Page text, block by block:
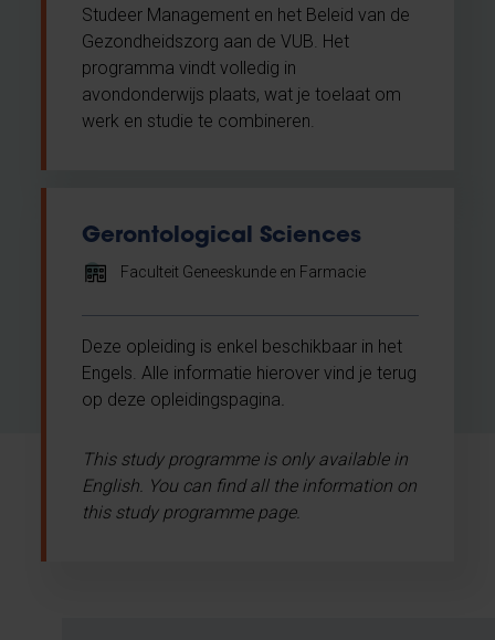
Studeer Management en het Beleid van de
Gezondheidszorg aan de VUB. Het
programma vindt volledig in
avondonderwijs plaats, wat je toelaat om
werk en studie te combineren.
Gerontological Sciences
Faculteit Geneeskunde en Farmacie
Deze opleiding is enkel beschikbaar in het
Engels. Alle informatie hierover vind je terug
op deze opleidingspagina.
This study programme is only available in
English. You can find all the information on
this study programme page.